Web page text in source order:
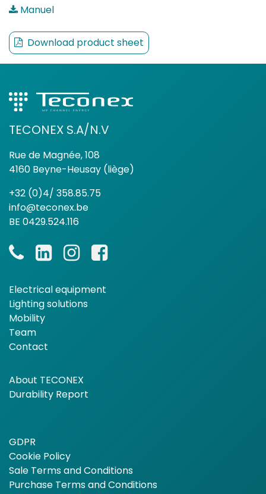
Manuel
Download product sheet
TECONEX S.A/N.V
Rue de Magnée, 108
4160 Beyne-Heusay (liège)
+32 (0)4/ 358.85.75
info@teconex.be
BE 0429.524.116
Electrical equipment
Lighting solutions
Mobility
Team
Contact
About TECONEX
Durability Report
GDPR
Cookie Policy
Sale Terms and Conditions
Purchase Terms and Conditions